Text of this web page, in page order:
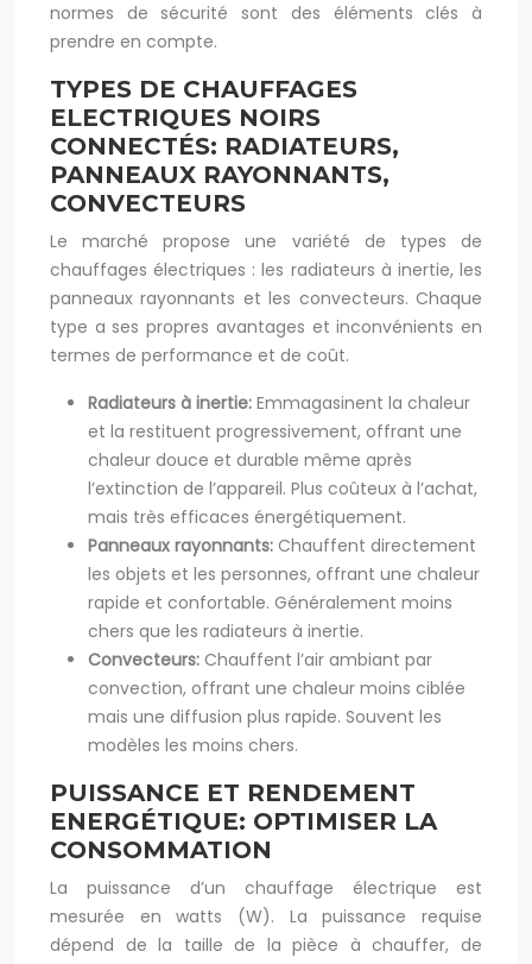
normes de sécurité sont des éléments clés à
prendre en compte.
TYPES DE CHAUFFAGES
ELECTRIQUES NOIRS
CONNECTÉS: RADIATEURS,
PANNEAUX RAYONNANTS,
CONVECTEURS
Le marché propose une variété de types de
chauffages électriques : les radiateurs à inertie, les
panneaux rayonnants et les convecteurs. Chaque
type a ses propres avantages et inconvénients en
termes de performance et de coût.
Radiateurs à inertie: Emmagasinent la chaleur
et la restituent progressivement, offrant une
chaleur douce et durable même après
l’extinction de l’appareil. Plus coûteux à l’achat,
mais très efficaces énergétiquement.
Panneaux rayonnants: Chauffent directement
les objets et les personnes, offrant une chaleur
rapide et confortable. Généralement moins
chers que les radiateurs à inertie.
Convecteurs: Chauffent l’air ambiant par
convection, offrant une chaleur moins ciblée
mais une diffusion plus rapide. Souvent les
modèles les moins chers.
PUISSANCE ET RENDEMENT
ENERGÉTIQUE: OPTIMISER LA
CONSOMMATION
La puissance d’un chauffage électrique est
mesurée en watts (W). La puissance requise
dépend de la taille de la pièce à chauffer, de